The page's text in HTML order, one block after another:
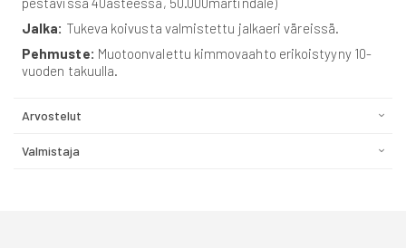
Jalka: Tukeva koivusta valmistettu jalkaeri väreissä.
Pehmuste: Muotoonvalettu kimmovaahto erikoistyyny 10-
vuoden takuulla.
Arvostelut
Valmistaja